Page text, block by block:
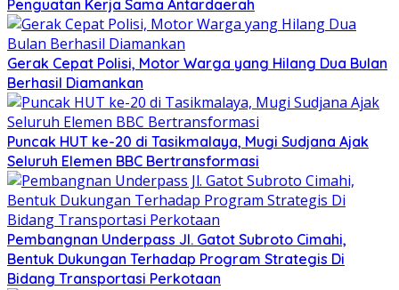
Penguatan Kerja Sama Antardaerah
Gerak Cepat Polisi, Motor Warga yang Hilang Dua Bulan
Berhasil Diamankan
Puncak HUT ke-20 di Tasikmalaya, Mugi Sudjana Ajak
Seluruh Elemen BBC Bertransformasi
Pembangnan Underpass Jl. Gatot Subroto Cimahi,
Bentuk Dukungan Terhadap Program Strategis Di
Bidang Transportasi Perkotaan